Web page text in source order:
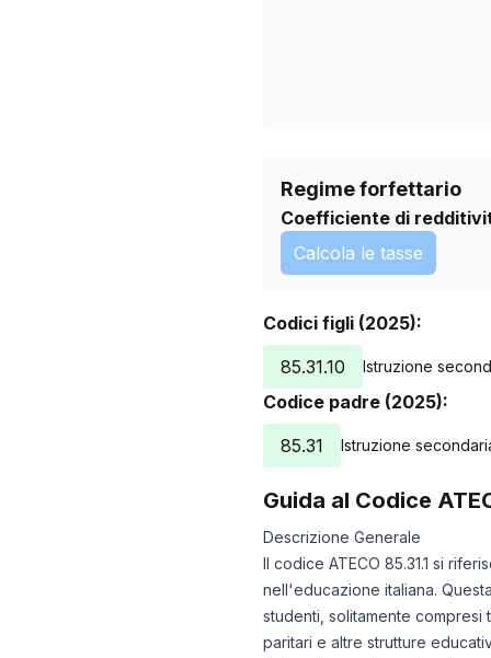
Regime forfettario
Coefficiente di
Calcola le tasse
Codici figli (2025):
85.31.10
Istruzione
Codice padre (2025):
85.31
Istruzione
Guida al Codice
Descrizione Generale
Il codice ATECO 85.31.1 si
nell'educazione italiana.
studenti, solitamente compresi
paritari e altre strutture